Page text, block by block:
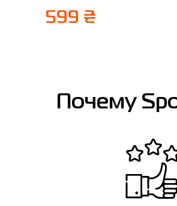
599 ₴
Почему